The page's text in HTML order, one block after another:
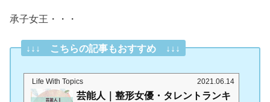
承子女王・・・
↓↓↓ こちらの記事もおすすめ ↓↓↓
Life With Topics 2021.06.14
芸能人｜整形女優・タレントランキ